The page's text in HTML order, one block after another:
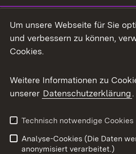
Facebook
X / Twitter
Youtube
Impressum
Um unsere Webseite für Sie
und verbessern zu können,
Cookies.
Weitere Informationen zu
unserer Datenschutzerklärung.
Technisch notwendige Cookies
Analyse-Cookies (Die Daten
anonymisiert verarbeitet.)